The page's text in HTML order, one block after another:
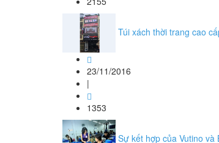
Túi xách thời trang cao
23/11/2016
|
1353
Sự kết hợp của Vutino và